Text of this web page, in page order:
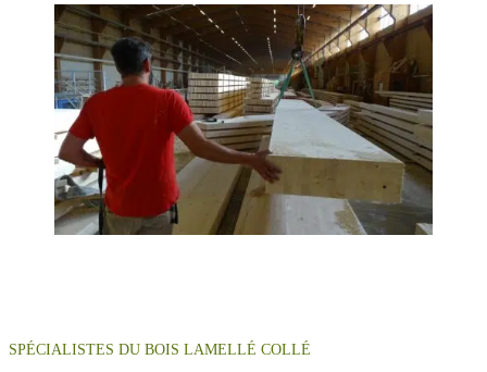
SPÉCIALISTES DU BOIS LAMELLÉ COLLÉ